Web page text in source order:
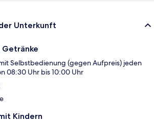
Unterkunft
Getränke
Selbstbedienung (gegen Aufpreis) jeden
08:30 Uhr bis 10:00 Uhr
Kindern